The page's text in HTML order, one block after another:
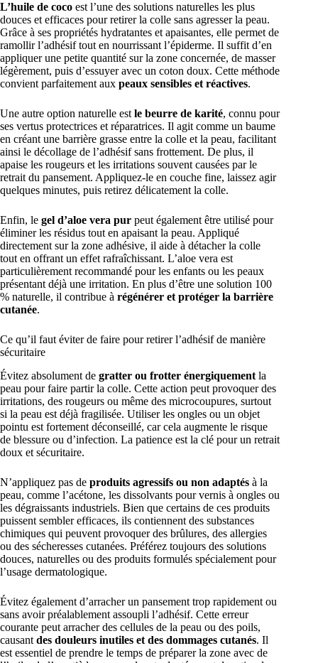
L’huile de coco est l’une des solutions naturelles les plus
douces et efficaces pour retirer la colle sans agresser la peau.
Grâce à ses propriétés hydratantes et apaisantes, elle permet de
ramollir l’adhésif tout en nourrissant l’épiderme. Il suffit d’en
appliquer une petite quantité sur la zone concernée, de masser
légèrement, puis d’essuyer avec un coton doux. Cette méthode
convient parfaitement aux peaux sensibles et réactives.
Une autre option naturelle est le beurre de karité, connu pour
ses vertus protectrices et réparatrices. Il agit comme un baume
en créant une barrière grasse entre la colle et la peau, facilitant
ainsi le décollage de l’adhésif sans frottement. De plus, il
apaise les rougeurs et les irritations souvent causées par le
retrait du pansement. Appliquez-le en couche fine, laissez agir
quelques minutes, puis retirez délicatement la colle.
Enfin, le gel d’aloe vera pur peut également être utilisé pour
éliminer les résidus tout en apaisant la peau. Appliqué
directement sur la zone adhésive, il aide à détacher la colle
tout en offrant un effet rafraîchissant. L’aloe vera est
particulièrement recommandé pour les enfants ou les peaux
présentant déjà une irritation. En plus d’être une solution 100
% naturelle, il contribue à régénérer et protéger la barrière
cutanée.
Ce qu’il faut éviter de faire pour retirer l’adhésif de manière
sécuritaire
Évitez absolument de gratter ou frotter énergiquement la
peau pour faire partir la colle. Cette action peut provoquer des
irritations, des rougeurs ou même des microcoupures, surtout
si la peau est déjà fragilisée. Utiliser les ongles ou un objet
pointu est fortement déconseillé, car cela augmente le risque
de blessure ou d’infection. La patience est la clé pour un retrait
doux et sécuritaire.
N’appliquez pas de produits agressifs ou non adaptés à la
peau, comme l’acétone, les dissolvants pour vernis à ongles ou
les dégraissants industriels. Bien que certains de ces produits
puissent sembler efficaces, ils contiennent des substances
chimiques qui peuvent provoquer des brûlures, des allergies
ou des sécheresses cutanées. Préférez toujours des solutions
douces, naturelles ou des produits formulés spécialement pour
l’usage dermatologique.
Évitez également d’arracher un pansement trop rapidement ou
sans avoir préalablement assoupli l’adhésif. Cette erreur
courante peut arracher des cellules de la peau ou des poils,
causant des douleurs inutiles et des dommages cutanés. Il
est essentiel de prendre le temps de préparer la zone avec de